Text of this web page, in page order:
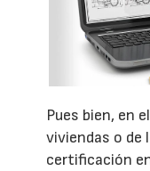
Pues bien, en
viviendas o de
certificación